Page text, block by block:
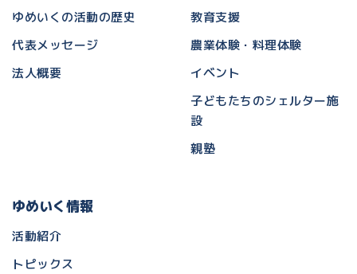
ゆめいくの活動の歴史
代表メッセージ
法人概要
教育支援
農業体験・料理体験
イベント
子どもたちのシェルター施
設
親塾
ゆめいく情報
活動紹介
トピックス